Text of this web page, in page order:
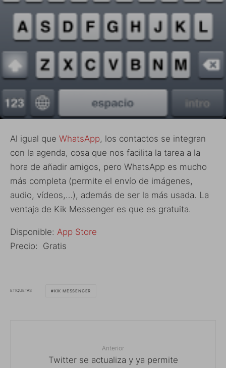
Al igual que WhatsApp, los contactos se integran
con la agenda, cosa que nos facilita la tarea a la
hora de añadir amigos, pero WhatsApp es mucho
más completa (permite el envío de imágenes,
audio, vídeos,…), además de ser la más usada. La
ventaja de Kik Messenger es que es gratuita.
Disponible: App Store
Precio: Gratis
ETIQUETAS KIK MESSENGER
Anterior
Twitter se actualiza y ya permite